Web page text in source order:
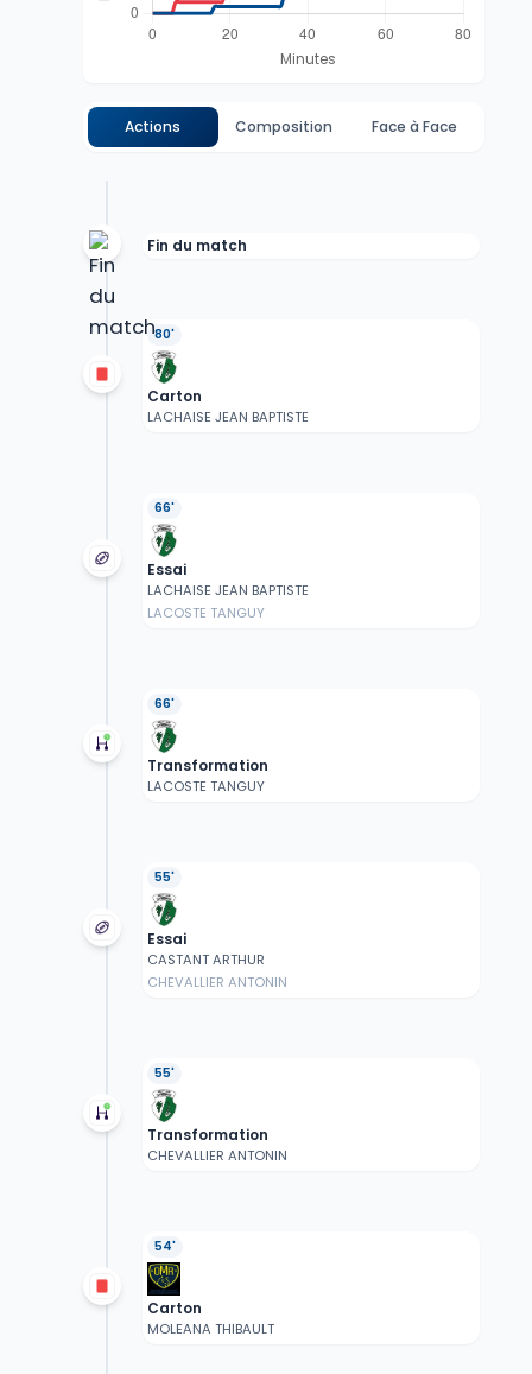
Actions Composition Face à Face
Fin du match
80'
Carton
LACHAISE JEAN BAPTISTE
66'
Essai
LACHAISE JEAN BAPTISTE
LACOSTE TANGUY
66'
Transformation
LACOSTE TANGUY
55'
Essai
CASTANT ARTHUR
CHEVALLIER ANTONIN
55'
Transformation
CHEVALLIER ANTONIN
54'
Carton
MOLEANA THIBAULT